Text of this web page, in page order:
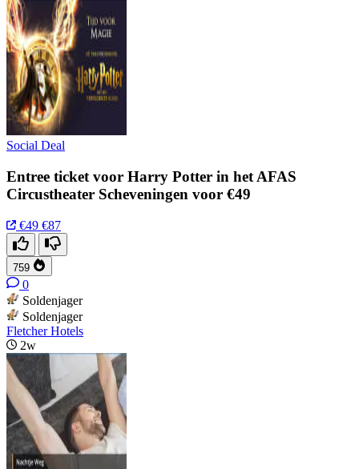
Social Deal
Entree ticket voor Harry Potter in het AFAS
Circustheater Scheveningen voor €49
€49 €87
759
0
Soldenjager
Soldenjager
Fletcher Hotels
2w